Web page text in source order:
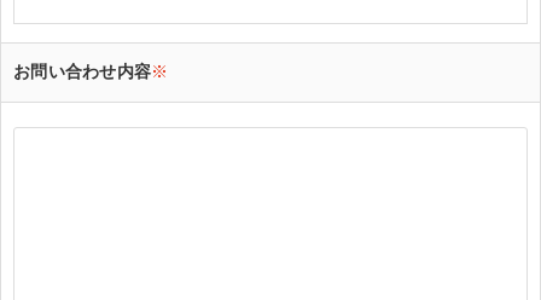
お問い合わせ内容※